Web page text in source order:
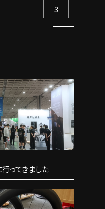
3
ってきました